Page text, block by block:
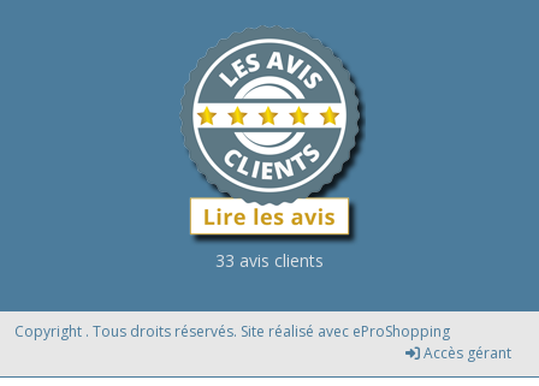
33 avis clients
Copyright . Tous droits réservés. Site réalisé avec eProShopping
Accès gérant